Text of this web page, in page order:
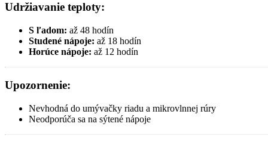
Udržiavanie teploty:
S ľadom: až 48 hodín
Studené nápoje: až 18 hodín
Horúce nápoje: až 12 hodín
Upozornenie:
Nevhodná do umývačky riadu a mikrovlnnej rúry
Neodporúča sa na sýtené nápoje